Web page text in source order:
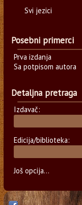
Svi jezici
Posebni primerci
Prva izdanja
Sa potpisom autora
Detaljna pretraga
Izdavač:
Edicija/biblioteka:
Još opcija...